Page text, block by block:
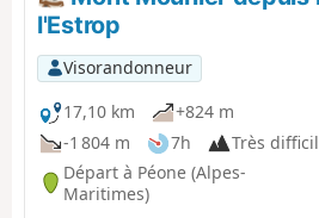
l'Estrop
Visorandonneur
17,10 km
+824 m
-1 804 m
7h
Très
Départ à Péone (Alpes-
Maritimes)